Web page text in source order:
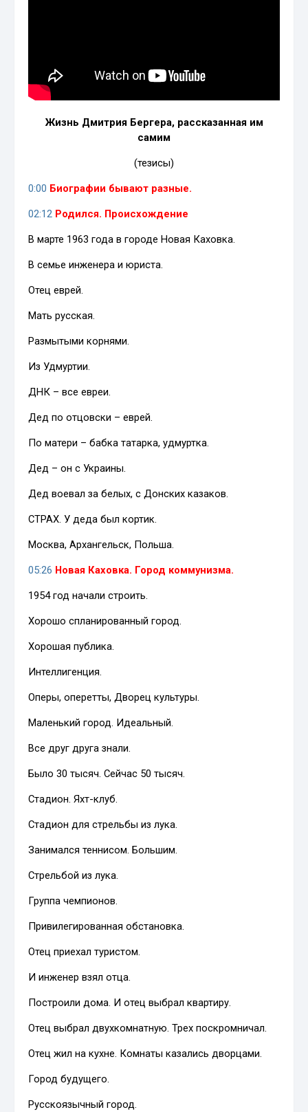
Жизнь Дмитрия Бергера, рассказанная им
самим
(тезисы)
0:00 Биографии бывают разные.
02:12 Родился. Происхождение
В марте 1963 года в городе Новая Каховка.
В семье инженера и юриста.
Отец еврей.
Мать русская.
Размытыми корнями.
Из Удмуртии.
ДНК – все евреи.
Дед по отцовски – еврей.
По матери – бабка татарка, удмуртка.
Дед – он с Украины.
Дед воевал за белых, с Донских казаков.
СТРАХ. У деда был кортик.
Москва, Архангельск, Польша.
05:26 Новая Каховка. Город коммунизма.
1954 год начали строить.
Хорошо спланированный город.
Хорошая публика.
Интеллигенция.
Оперы, оперетты, Дворец культуры.
Маленький город. Идеальный.
Все друг друга знали.
Было 30 тысяч. Сейчас 50 тысяч.
Стадион. Яхт-клуб.
Стадион для стрельбы из лука.
Занимался теннисом. Большим.
Стрельбой из лука.
Группа чемпионов.
Привилегированная обстановка.
Отец приехал туристом.
И инженер взял отца.
Построили дома. И отец выбрал квартиру.
Отец выбрал двухкомнатную. Трех поскромничал.
Отец жил на кухне. Комнаты казались дворцами.
Город будущего.
Русскоязычный город.